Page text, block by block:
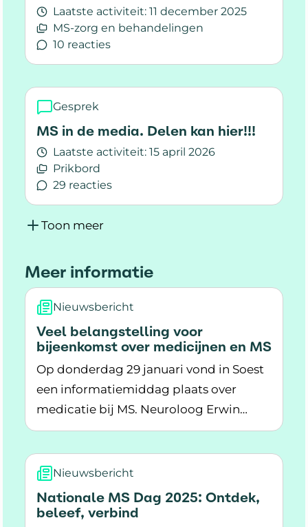
Laatste activiteit: 11 december 2025
MS-zorg en behandelingen
10 reacties
Lees meer over Ontwikkelingen in MSzorg op
Gesprek
MS in de media. Delen kan hier!!!
Laatste activiteit: 15 april 2026
Prikbord
29 reacties
Lees meer over MS in de media. Delen kan
Toon meer
Meer informatie
Nieuwsbericht
Veel belangstelling voor
bijeenkomst over medicijnen en MS
Op donderdag 29 januari vond in Soest
een informatiemiddag plaats over
medicatie bij MS. Neuroloog Erwin
Hoogervorst gaf een presentatie en
mensen op de bijeenkomst af.
Lees meer over Veel belangstelling voor
Nieuwsbericht
Nationale MS Dag 2025: Ontdek,
beleef, verbind